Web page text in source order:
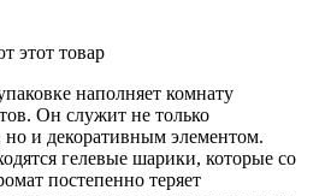
этот товар
наполняет комнату
Он служит не только
но и декоративным элементом.
гелевые шарики, которые со
постепенно теряет